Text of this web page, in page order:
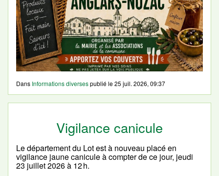
Dans Informations diversespublié le25 juil. 2026, 09:37
Vigilance canicule
Le département du Lot est à nouveau placé en
vigilance jaune canicule à compter de ce jour, jeudi
23 juillet 2026 à 12 h.